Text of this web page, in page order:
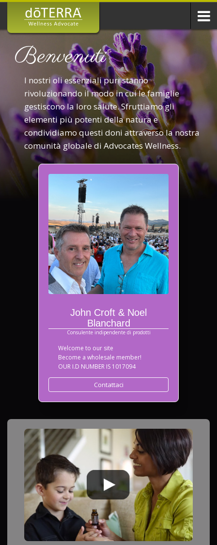
Benvenuti
I nostri oli essenziali puri stanno
rivoluzionando il modo in cui le famiglie
gestiscono la loro salute. Sfruttiamo gli
elementi più potenti della natura e
condividiamo questi doni attraverso la nostra
comunità globale di Advocates Wellness.
John Croft & Noel
Blanchard
Consulente indipendente di prodotti
Welcome to our site
Become a wholesale member!
OUR I.D NUMBER IS 1017094
Contattaci